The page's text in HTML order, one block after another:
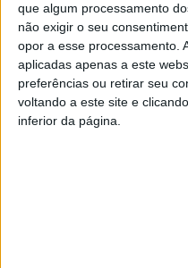
que algum processamento
não exigir o seu
opor a esse processamento.
aplicadas apenas a este
preferências ou retirar seu
voltando a este site e
inferior da página.
Esta e outras notícias
FM ou emwww.968.fm.